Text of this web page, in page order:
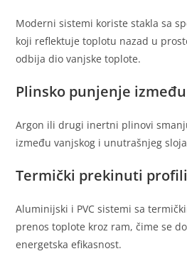
Moderni sistemi koriste stakla sa
koji reflektuje toplotu nazad u
odbija dio vanjske toplote.
Plinsko punjenje
Argon ili drugi inertni plinovi
između vanjskog i unutrašnjeg
Termički prekinuti profili
Aluminijski i PVC sistemi sa
prenos toplote kroz ram, čime se
energetska efikasnost.